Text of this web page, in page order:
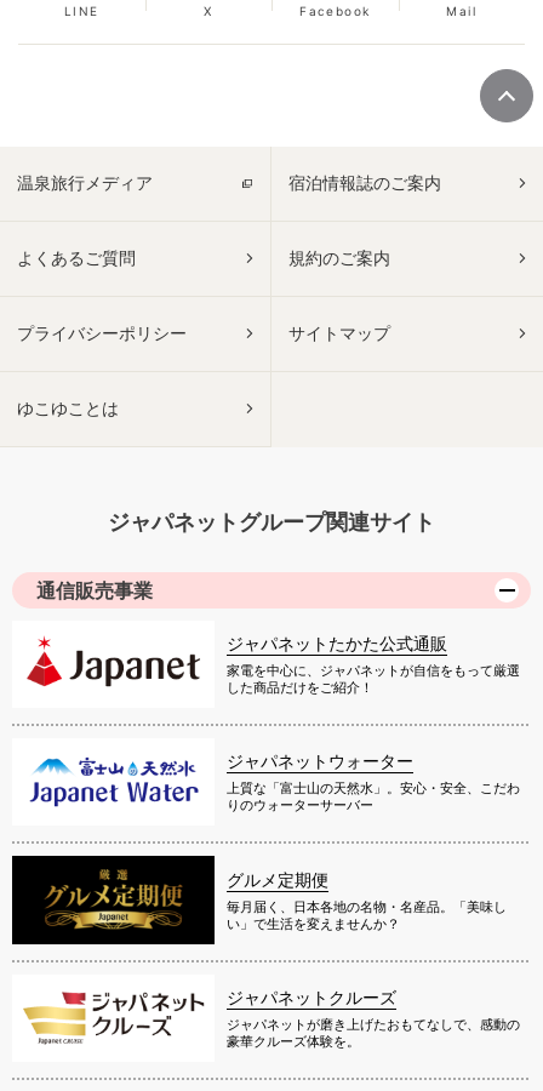
LINE X Facebook Mail
温泉旅行メディア 宿泊情報誌のご案内
よくあるご質問 規約のご案内
プライバシーポリシー サイトマップ
ゆこゆことは
ジャパネットグループ関連サイト
通信販売事業
ジャパネットたかた公式通販
家電を中心に、ジャパネットが自信をもって厳選
した商品だけをご紹介！
ジャパネットウォーター
上質な「富士山の天然水」。安心・安全、こだわ
りのウォーターサーバー
グルメ定期便
毎月届く、日本各地の名物・名産品。「美味し
い」で生活を変えませんか？
ジャパネットクルーズ
ジャパネットが磨き上げたおもてなしで、感動の
豪華クルーズ体験を。